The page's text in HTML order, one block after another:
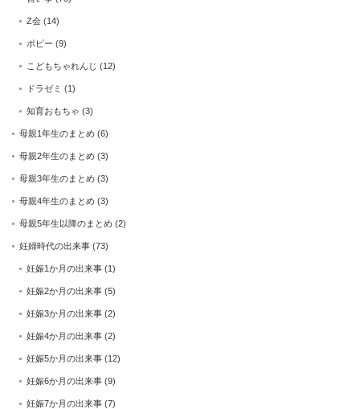
Z会 (14)
ポピー (9)
こどもちゃれんじ (12)
ドラゼミ (1)
知育おもちゃ (3)
母親1年生のまとめ (6)
母親2年生のまとめ (3)
母親3年生のまとめ (3)
母親4年生のまとめ (3)
母親5年生以降のまとめ (2)
妊婦時代の出来事 (73)
妊娠1か月の出来事 (1)
妊娠2か月の出来事 (5)
妊娠3か月の出来事 (2)
妊娠4か月の出来事 (2)
妊娠5か月の出来事 (12)
妊娠6か月の出来事 (9)
妊娠7か月の出来事 (7)